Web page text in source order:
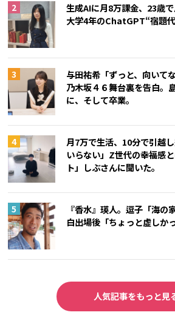
生成AIに月8万課金、23歳
大学4年のChatGPT“宿題代
与田祐希「ずっと、向いて
乃木坂４６舞台裏を告白。
に、そして卒業。
月7万で生活、10分で引越
いらない」Z世代の幸福感
ト」しぶさんに聞いた。
『香水』瑛人。逗子「海の
白出場後「ちょっと虚しかっ
人気記事をもっと見